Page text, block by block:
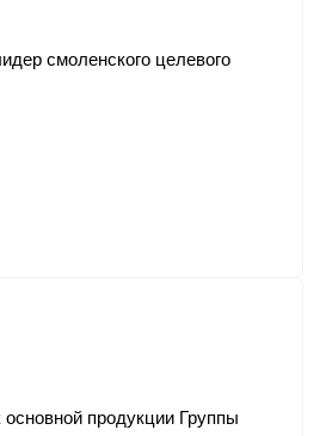
смоленского целевого
продукции Группы